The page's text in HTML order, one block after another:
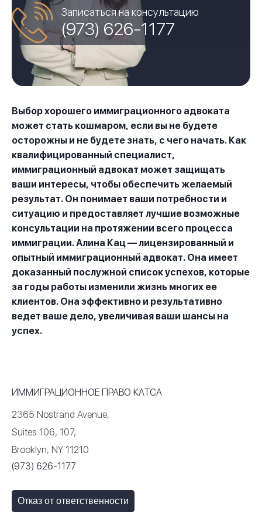
Записаться на консультацию
(973) 626-1177
Выбор хорошего иммиграционного адвоката
может стать кошмаром, если вы не будете
осторожны и не будете знать, с чего начать. Как
квалифицированный специалист,
иммиграционный адвокат может защищать
ваши интересы, чтобы обеспечить желаемый
результат. Он понимает ваши потребности и
ситуацию и предоставляет лучшие возможные
консультации на протяжении всего процесса
иммиграции.Алина Кац— лицензированный и
опытный иммиграционный адвокат. Она имеет
доказанный послужной список успехов, которые
за годы работы изменили жизнь многих ее
клиентов. Она эффективно и результативно
ведет ваше дело, увеличивая ваши шансы на
успех.
ИММИГРАЦИОННОЕ ПРАВО КАТСА
2365 Nostrand Avenue,
Suites 106, 107,
Brooklyn, NY 11210
(973) 626-1177
Отказ от ответственности